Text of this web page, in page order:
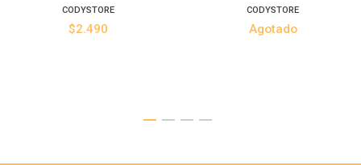
CODYSTORE
$2.490
CODYSTORE
Agotado